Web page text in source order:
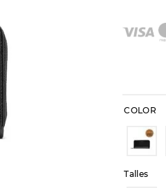
COLOR
Talles